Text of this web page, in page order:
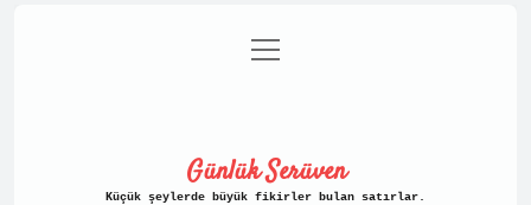
Gizlilik Politikası
menüyü
aç
Günlük Serüven
Küçük şeylerde büyük fikirler bulan satırlar.